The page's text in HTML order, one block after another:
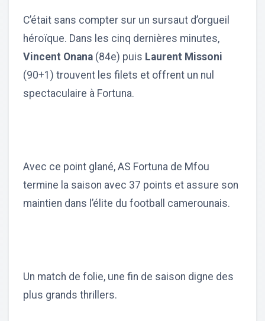
C’était sans compter sur un sursaut d’orgueil
héroïque. Dans les cinq dernières minutes,
Vincent Onana (84e) puis Laurent Missoni
(90+1) trouvent les filets et offrent un nul
spectaculaire à Fortuna.
Avec ce point glané, AS Fortuna de Mfou
termine la saison avec 37 points et assure son
maintien dans l’élite du football camerounais.
Un match de folie, une fin de saison digne des
plus grands thrillers.